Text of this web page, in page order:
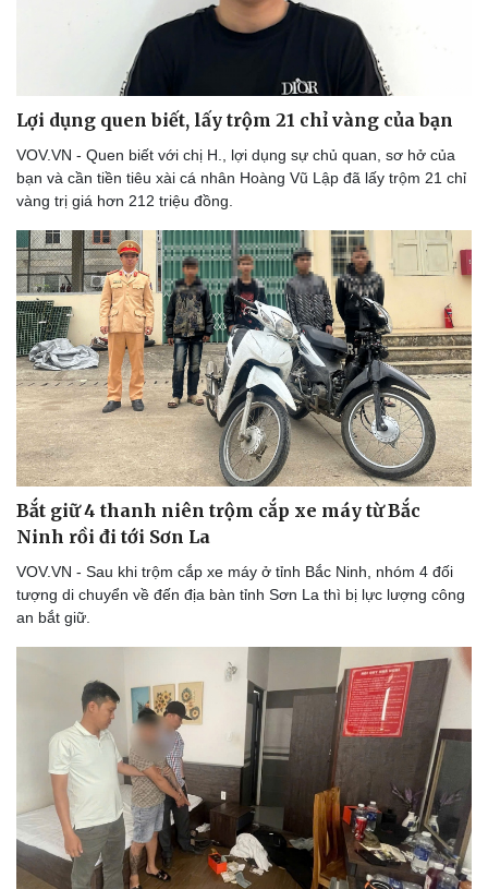
Lợi dụng quen biết, lấy trộm 21 chỉ vàng của bạn
VOV.VN - Quen biết với chị H., lợi dụng sự chủ quan, sơ hở của
bạn và cần tiền tiêu xài cá nhân Hoàng Vũ Lập đã lấy trộm 21 chỉ
vàng trị giá hơn 212 triệu đồng.
Bắt giữ 4 thanh niên trộm cắp xe máy từ Bắc
Ninh rồi đi tới Sơn La
VOV.VN - Sau khi trộm cắp xe máy ở tỉnh Bắc Ninh, nhóm 4 đối
tượng di chuyển về đến địa bàn tỉnh Sơn La thì bị lực lượng công
an bắt giữ.